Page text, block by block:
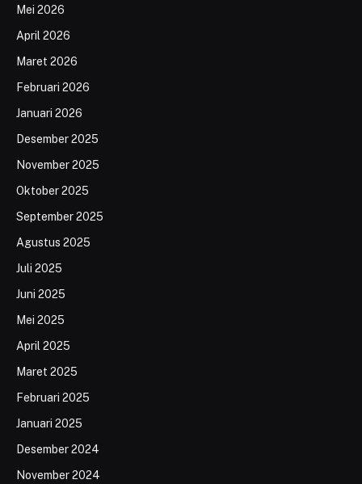
Mei 2026
April 2026
Maret 2026
Februari 2026
Januari 2026
Desember 2025
November 2025
Oktober 2025
September 2025
Agustus 2025
Juli 2025
Juni 2025
Mei 2025
April 2025
Maret 2025
Februari 2025
Januari 2025
Desember 2024
November 2024